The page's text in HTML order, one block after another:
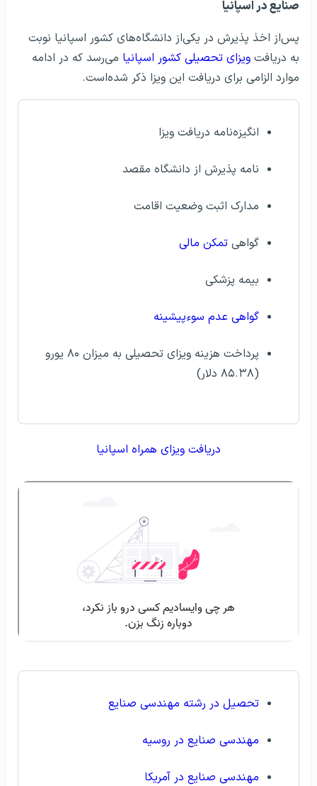
صنایع در اسپانیا
پس‌از اخذ پذیرش در یکی‌از دانشگاه‌های کشور اسپانیا نوبت
به دریافت ویزای تحصیلی کشور اسپانیا می‌رسد که در ادامه
موارد الزامی برای دریافت این ویزا ذکر شده‌است.
انگیزه‌نامه دریافت ویزا
نامه پذیرش از دانشگاه مقصد
مدارک اثبت وضعیت اقامت
گواهی تمکن مالی
بیمه پزشکی
گواهی عدم سوءپیشینه
پرداخت هزینه ویزای تحصیلی به میزان ۸۰ یورو
(۸۵.۳۸ دلار)
دریافت ویزای همراه اسپانیا
تحصیل در رشته مهندسی صنایع
مهندسی صنایع در روسیه
مهندسی صنایع در آمریکا